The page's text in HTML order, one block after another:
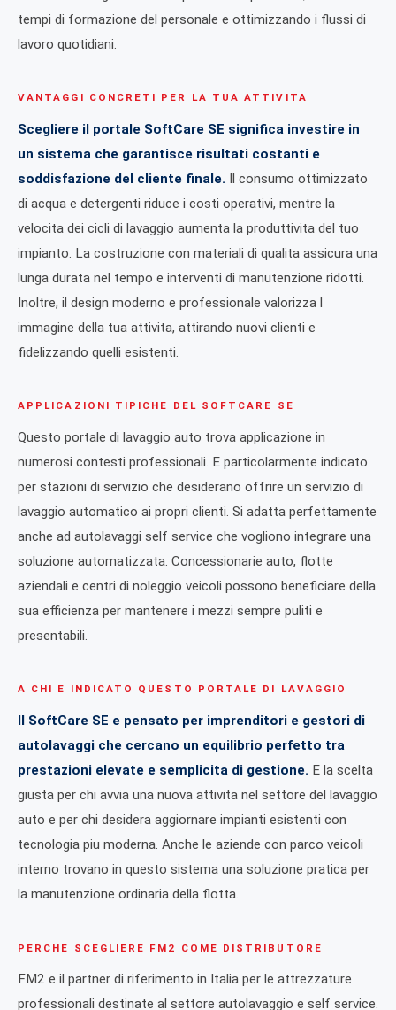
tempi di formazione del personale e ottimizzando i flussi di
lavoro quotidiani.
VANTAGGI CONCRETI PER LA TUA ATTIVITA
Scegliere il portale SoftCare SE significa investire in
un sistema che garantisce risultati costanti e
soddisfazione del cliente finale. Il consumo ottimizzato
di acqua e detergenti riduce i costi operativi, mentre la
velocita dei cicli di lavaggio aumenta la produttivita del tuo
impianto. La costruzione con materiali di qualita assicura una
lunga durata nel tempo e interventi di manutenzione ridotti.
Inoltre, il design moderno e professionale valorizza l
immagine della tua attivita, attirando nuovi clienti e
fidelizzando quelli esistenti.
APPLICAZIONI TIPICHE DEL SOFTCARE SE
Questo portale di lavaggio auto trova applicazione in
numerosi contesti professionali. E particolarmente indicato
per stazioni di servizio che desiderano offrire un servizio di
lavaggio automatico ai propri clienti. Si adatta perfettamente
anche ad autolavaggi self service che vogliono integrare una
soluzione automatizzata. Concessionarie auto, flotte
aziendali e centri di noleggio veicoli possono beneficiare della
sua efficienza per mantenere i mezzi sempre puliti e
presentabili.
A CHI E INDICATO QUESTO PORTALE DI LAVAGGIO
Il SoftCare SE e pensato per imprenditori e gestori di
autolavaggi che cercano un equilibrio perfetto tra
prestazioni elevate e semplicita di gestione. E la scelta
giusta per chi avvia una nuova attivita nel settore del lavaggio
auto e per chi desidera aggiornare impianti esistenti con
tecnologia piu moderna. Anche le aziende con parco veicoli
interno trovano in questo sistema una soluzione pratica per
la manutenzione ordinaria della flotta.
PERCHE SCEGLIERE FM2 COME DISTRIBUTORE
FM2 e il partner di riferimento in Italia per le attrezzature
professionali destinate al settore autolavaggio e self service.